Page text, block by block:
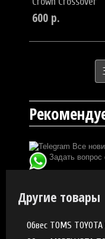
600 р.
Все
Задать вопрос
Другие товары
Обвес TOMS TOYOTA